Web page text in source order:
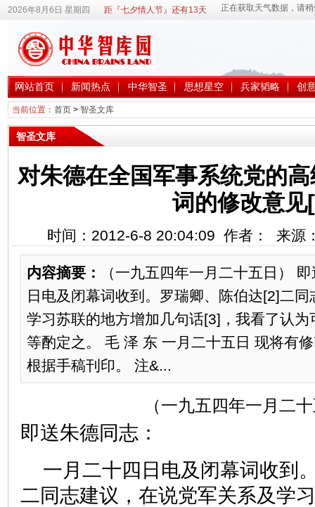
2026年8月6日 星期四 距『七夕情人节』还有13天
网站首页 新闻热点 中华智圣 思想星空 兵家韬略 创
当前位置： 首页> 智圣文库
智圣文库
对朱德在全国军事系统党的
词的修改意见
时间：2012-6-8 20:04:09 作者： 来源
内容摘要：
（一九五四年一月二十五日）
日电及闭幕词收到。罗瑞卿、陈伯达[2]二
学习苏联的地方增加几句话[3]，我看了认
等酌定之。 毛 泽 东 一月二十五日 现将有
根据手稿刊印。 注&...
（一九五四年一月二
即送朱德同志：
一月二十四日电及闭幕词收到
二同志建议，在说党军关系及学